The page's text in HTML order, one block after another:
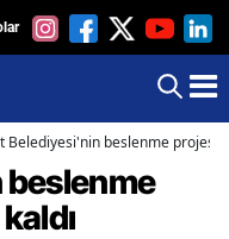
Belediyesi'nin beslenme projesi